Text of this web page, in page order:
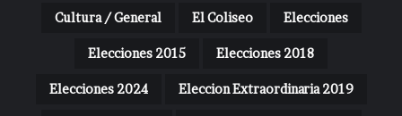
Cultura / General El Coliseo Elecciones
Elecciones 2015 Elecciones 2018
Elecciones 2024 Eleccion Extraordinaria 2019